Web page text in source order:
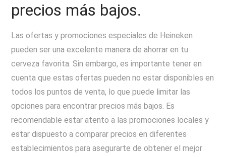
precios más bajos.
Las ofertas y promociones especiales de Heineken
pueden ser una excelente manera de ahorrar en tu
cerveza favorita. Sin embargo, es importante tener en
cuenta que estas ofertas pueden no estar disponibles en
todos los puntos de venta, lo que puede limitar las
opciones para encontrar precios más bajos. Es
recomendable estar atento a las promociones locales y
estar dispuesto a comparar precios en diferentes
establecimientos para asegurarte de obtener el mejor